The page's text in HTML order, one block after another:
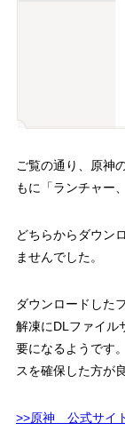
ご覧の通り、
原神
もに「ランチャー
どちらからダウン
ませんでした。
ダウンロードした
解凍にDLファイル
要になるようです
スを確保した方が
>>原神 公式サイ